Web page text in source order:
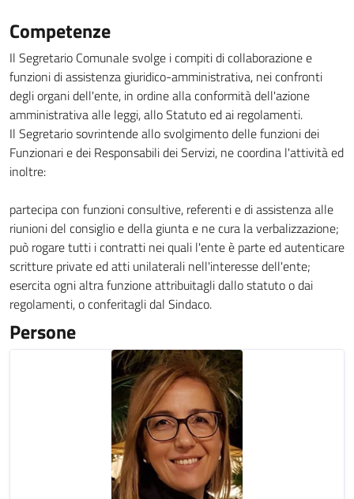
Competenze
Il Segretario Comunale svolge i compiti di collaborazione e
funzioni di assistenza giuridico-amministrativa, nei confronti
degli organi dell'ente, in ordine alla conformità dell'azione
amministrativa alle leggi, allo Statuto ed ai regolamenti.
Il Segretario sovrintende allo svolgimento delle funzioni dei
Funzionari e dei Responsabili dei Servizi, ne coordina l'attività ed
inoltre:
partecipa con funzioni consultive, referenti e di assistenza alle
riunioni del consiglio e della giunta e ne cura la verbalizzazione;
può rogare tutti i contratti nei quali l'ente è parte ed autenticare
scritture private ed atti unilaterali nell'interesse dell'ente;
esercita ogni altra funzione attribuitagli dallo statuto o dai
regolamenti, o conferitagli dal Sindaco.
Persone